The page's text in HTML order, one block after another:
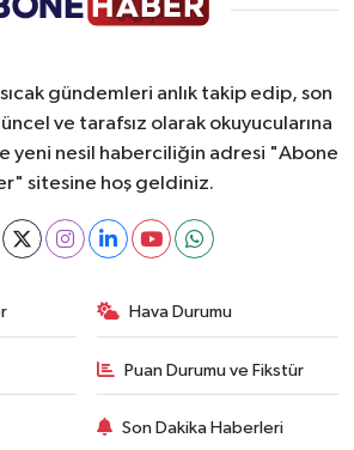
gündemleri anlık takip edip, son
ve tarafsız olarak okuyucularına
yeni nesil haberciliğin adresi "Abone
sitesine hoş geldiniz.
Hava Durumu
Puan Durumu ve Fikstür
Son Dakika Haberleri